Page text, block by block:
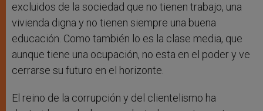
excluidos de la sociedad que no tienen trabajo, una
vivienda digna y no tienen siempre una buena
educación. Como también lo es la clase media, que
aunque tiene una ocupación, no esta en el poder y ve
cerrarse su futuro en el horizonte.
El reino de la corrupción y del clientelismo ha